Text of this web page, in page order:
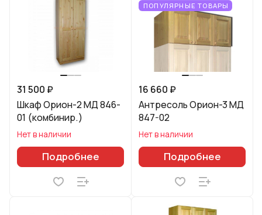
31 500 ₽
Шкаф Орион-2 МД 846-
01 (комбинир.)
Нет в наличии
Подробнее
ПОПУЛЯРНЫЕ ТОВАРЫ
16 660 ₽
Антресоль Орион-3 МД
847-02
Нет в наличии
Подробнее